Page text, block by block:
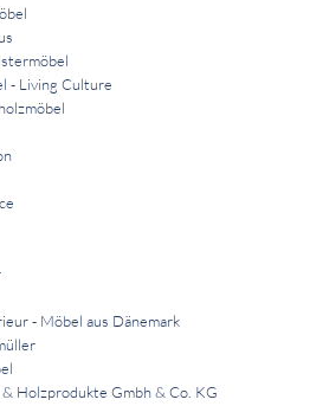
- Living Culture
- Möbel aus Dänemark
Holzprodukte Gmbh & Co. KG